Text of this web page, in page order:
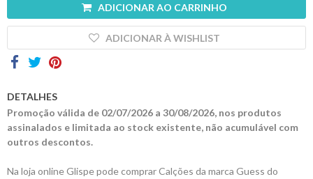
ADICIONAR AO CARRINHO
ADICIONAR À WISHLIST
DETALHES
Promoção válida de 02/07/2026 a 30/08/2026, nos produtos
assinalados e limitada ao stock existente, não acumulável com
outros descontos.
Na loja online Glispe pode comprar Calções da marca Guess do